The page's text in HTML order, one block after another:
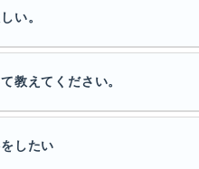
い。
教えてください。
したい